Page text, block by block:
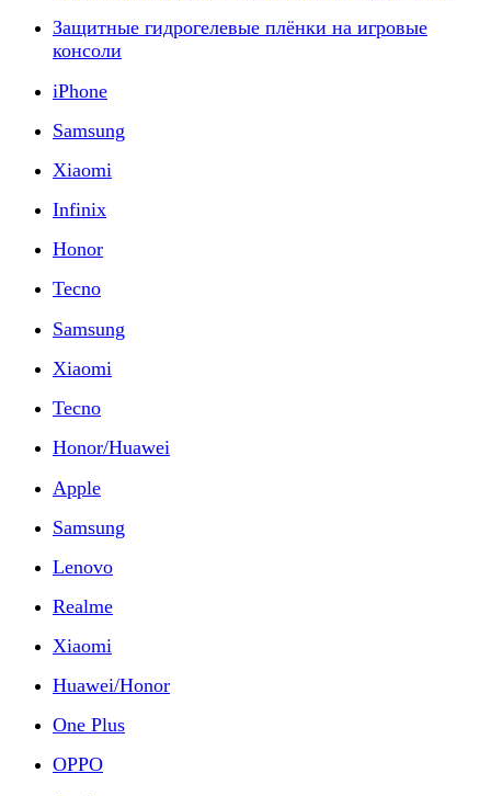
Защитные гидрогелевые плёнки на игровые
консоли
iPhone
Samsung
Xiaomi
Infinix
Honor
Tecno
Samsung
Xiaomi
Tecno
Honor/Huawei
Apple
Samsung
Lenovo
Realme
Xiaomi
Huawei/Honor
One Plus
OPPO